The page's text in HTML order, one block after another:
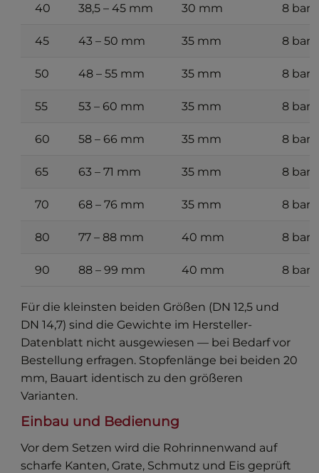
40 38,5 – 45 mm 30 mm 8 bar
45 43 – 50 mm 35 mm 8 bar
50 48 – 55 mm 35 mm 8 bar
55 53 – 60 mm 35 mm 8 bar
60 58 – 66 mm 35 mm 8 bar
65 63 – 71 mm 35 mm 8 bar
70 68 – 76 mm 35 mm 8 bar
80 77 – 88 mm 40 mm 8 bar
90 88 – 99 mm 40 mm 8 bar
Für die kleinsten beiden Größen (DN 12,5 und
DN 14,7) sind die Gewichte im Hersteller-
Datenblatt nicht ausgewiesen — bei Bedarf vor
Bestellung erfragen. Stopfenlänge bei beiden 20
mm, Bauart identisch zu den größeren
Varianten.
Einbau und Bedienung
Vor dem Setzen wird die Rohrinnenwand auf
scharfe Kanten, Grate, Schmutz und Eis geprüft